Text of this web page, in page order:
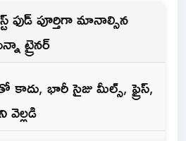
ఫుడ్ పూర్తిగా మానాల్సిన
ట్రైనర్
కాదు, భారీ సైజు మీల్స్, ఫ్రైస్,
వెల్లడి